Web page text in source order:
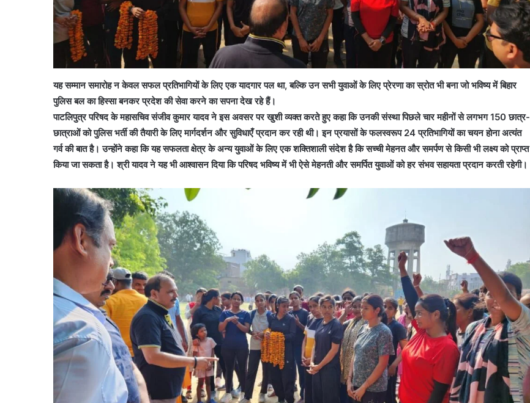
यह सम्मान समारोह न केवल सफल प्रतिभागियों के लिए एक यादगार पल था, बल्कि उन सभी युवाओं के लिए प्रेरणा का स्रोत भी बना जो भविष्य में बिहार
पुलिस बल का हिस्सा बनकर प्रदेश की सेवा करने का सपना देख रहे हैं।
पाटलिपुत्र परिषद के महासचिव संजीव कुमार यादव ने इस अवसर पर खुशी व्यक्त करते हुए कहा कि उनकी संस्था पिछले चार महीनों से लगभग 150 छात्र-
छात्राओं को पुलिस भर्ती की तैयारी के लिए मार्गदर्शन और सुविधाएँ प्रदान कर रही थी। इन प्रयासों के फलस्वरूप 24 प्रतिभागियों का चयन होना अत्यंत
गर्व की बात है। उन्होंने कहा कि यह सफलता क्षेत्र के अन्य युवाओं के लिए एक शक्तिशाली संदेश है कि सच्ची मेहनत और समर्पण से किसी भी लक्ष्य को प्राप्त
किया जा सकता है। श्री यादव ने यह भी आश्वासन दिया कि परिषद भविष्य में भी ऐसे मेहनती और समर्पित युवाओं को हर संभव सहायता प्रदान करती रहेगी।